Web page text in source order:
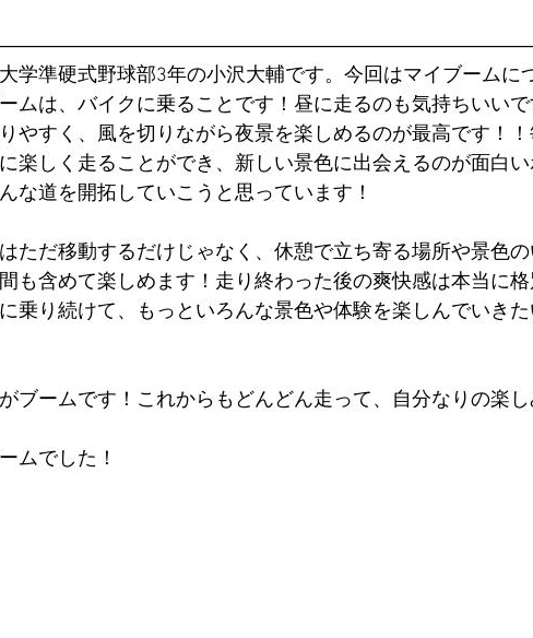
学準硬式野球部3年の小沢大輔です。今回はマイブームに
ムは、バイクに乗ることです！昼に走るのも気持ちいい
やすく、風を切りながら夜景を楽しめるのが最高です！
楽しく走ることができ、新しい景色に出会えるのが面白
な道を開拓していこうと思っています！
ただ移動するだけじゃなく、休憩で立ち寄る場所や景色の
も含めて楽しめます！走り終わった後の爽快感は本当に格
乗り続けて、もっといろんな景色や体験を楽しんでいき
ブームです！これからもどんどん走って、自分なりの楽
ムでした！